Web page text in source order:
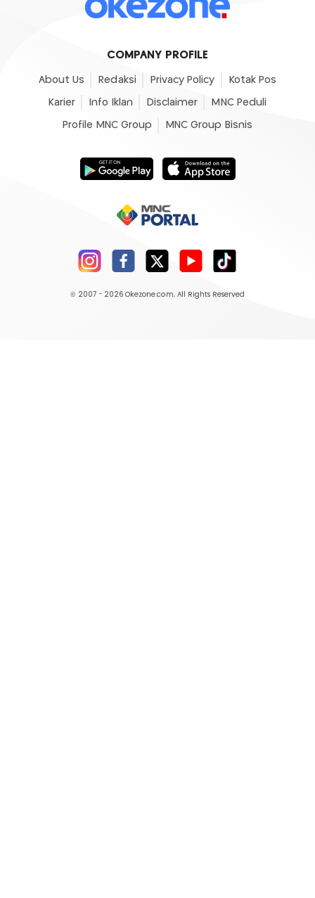
COMPANY PROFILE
About Us Redaksi Privacy Policy Kotak Pos
Karier Info Iklan Disclaimer MNC Peduli
Profile MNC Group MNC Group Bisnis
© 2007 - 2026 Okezone.com, All Rights Reserved